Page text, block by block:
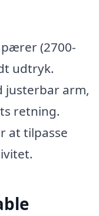
(2700-
udtryk.
justerbar arm,
retning.
at tilpasse